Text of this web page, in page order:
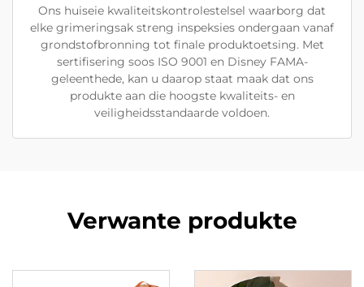
Ons huiseie kwaliteitskontrolestelsel waarborg dat
elke grimeringsak streng inspeksies ondergaan vanaf
grondstofbronning tot finale produktoetsing. Met
sertifisering soos ISO 9001 en Disney FAMA-
geleenthede, kan u daarop staat maak dat ons
produkte aan die hoogste kwaliteits- en
veiligheidsstandaarde voldoen.
Verwante produkte